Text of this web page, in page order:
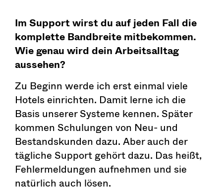
Im Support wirst du auf jeden Fall die
komplette Bandbreite mitbekommen.
Wie genau wird dein Arbeitsalltag
aussehen?
Zu Beginn werde ich erst einmal viele
Hotels einrichten. Damit lerne ich die
Basis unserer Systeme kennen. Später
kommen Schulungen von Neu- und
Bestandskunden dazu. Aber auch der
tägliche Support gehört dazu. Das heißt,
Fehlermeldungen aufnehmen und sie
natürlich auch lösen.